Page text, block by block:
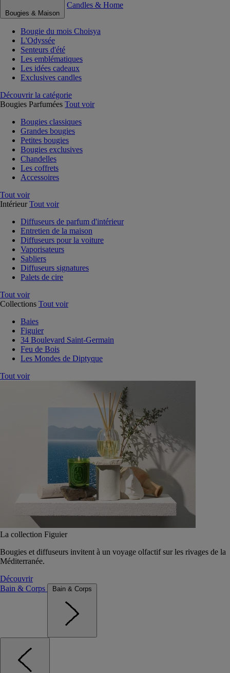
Bougies & Maison
Candles & Home
Bougie du mois Choisya
L'Odyssée
Senteurs d'été
Les emblématiques
Les idées cadeaux
Exclusives candles
Découvrir la catégorie
Bougies Parfumées Tout voir
Bougies classiques
Grandes bougies
Petites bougies
Bougies exclusives
Chandelles
Les coffrets
Accessoires
Tout voir
Intérieur Tout voir
Diffuseurs de parfum d'intérieur
Entretien de la maison
Diffuseurs pour la voiture
Vaporisateurs
Sabliers
Diffuseurs signatures
Palets de cire
Tout voir
Collections Tout voir
Baies
Figuier
34 Boulevard Saint-Germain
Feu de Bois
Les Mondes de Diptyque
Tout voir
La collection Figuier
Bougies et diffuseurs invitent à un voyage olfactif sur les rivages de la
Méditerranée.
Découvrir
Bain & Corps
Bain & Corps